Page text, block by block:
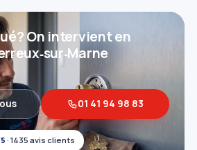
· 1435 avis clients
On intervient en
01 41 94 98 83